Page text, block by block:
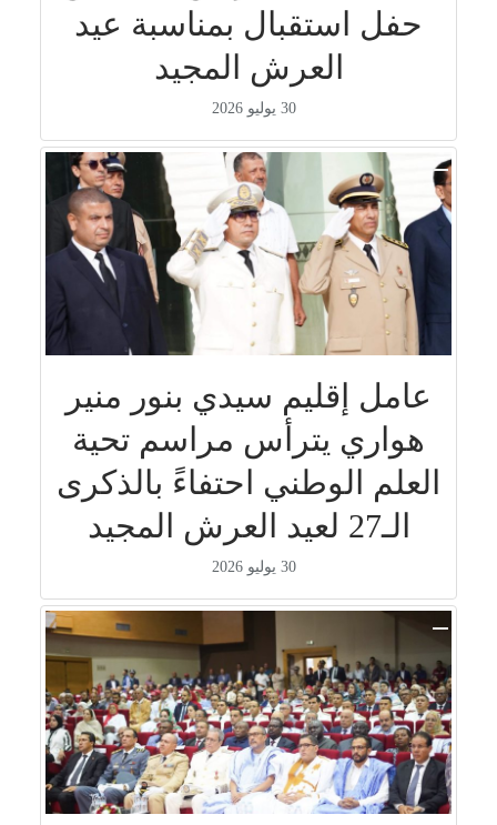
حفل استقبال بمناسبة عيد
العرش المجيد
30 يوليو 2026
عامل إقليم سيدي بنور منير
هواري يترأس مراسم تحية
العلم الوطني احتفاءً بالذكرى
الـ27 لعيد العرش المجيد
30 يوليو 2026